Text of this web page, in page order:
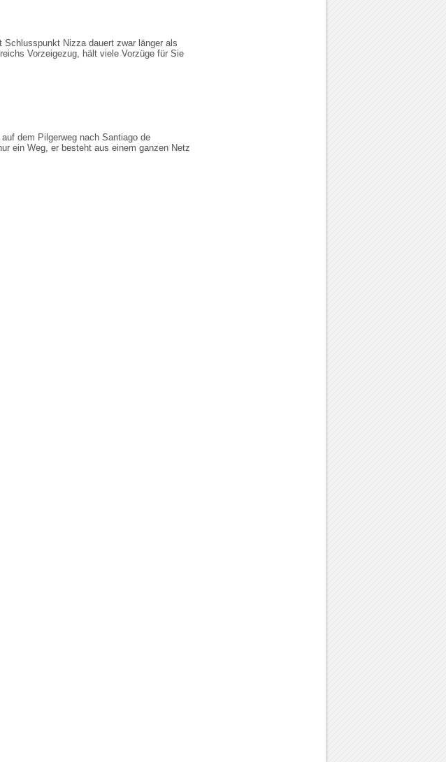
Schlusspunkt Nizza dauert zwar länger als
Vorzeigezug, hält viele Vorzüge für Sie
dem Pilgerweg nach Santiago de
ein Weg, er besteht aus einem ganzen Netz